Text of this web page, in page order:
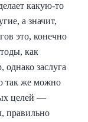
какую-то
а значит,
это, конечно
как
однако заслуга
так же можно
целей —
правильно